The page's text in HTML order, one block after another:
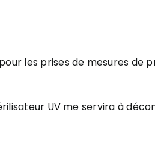
les prises de mesures de
UV me servira à